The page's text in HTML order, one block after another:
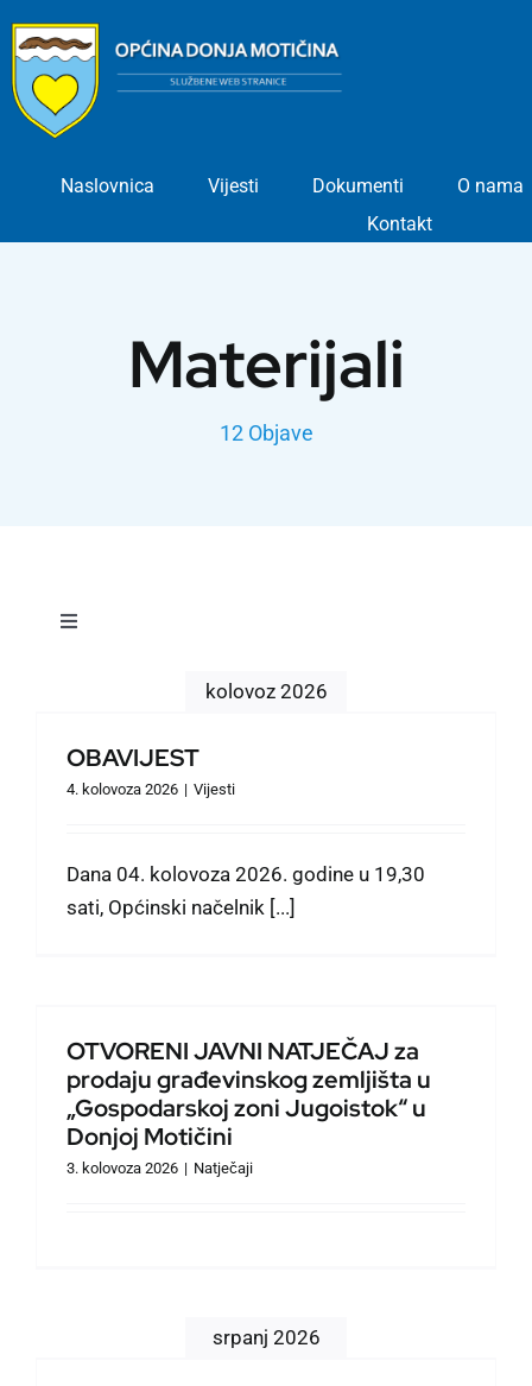
content
Naslovnica Vijesti Dokumenti
O nama
Kontakt
Materijali
12 Objave
Toggle
Dokumenti
Događanja
Službeno informiranje
kolovoz 2026
OBAVIJEST
4. kolovoza 2026 | Vijesti
Dana 04. kolovoza 2026. godine u 19,30
sati, Općinski načelnik [...]
OTVORENI JAVNI NATJEČAJ za
prodaju građevinskog zemljišta u
„Gospodarskoj zoni Jugoistok“ u
Donjoj Motičini
3. kolovoza 2026 | Natječaji
srpanj 2026